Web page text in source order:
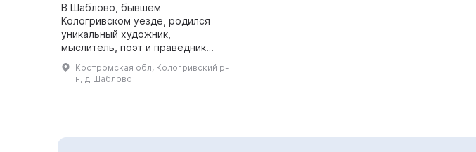
В Шаблово, бывшем
Кологривском уезде, родился
уникальный художник,
мыслитель, поэт и праведник
Ефим Васильевич Честняков. Это
место по праву можно назвать
жемчужиной Костромской земли.
Костромская обл, Кологривский р-
н, д Шаблово